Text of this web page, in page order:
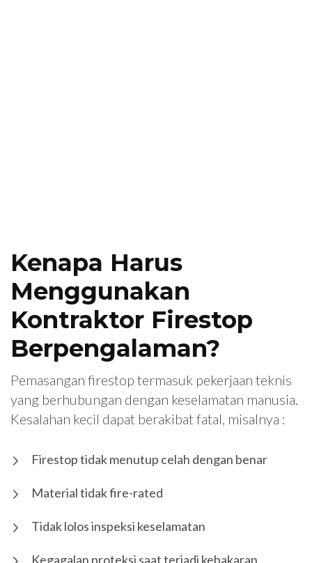
Kenapa Harus
Menggunakan
Kontraktor Firestop
Berpengalaman?
Pemasangan firestop termasuk pekerjaan teknis
yang berhubungan dengan keselamatan manusia.
Kesalahan kecil dapat berakibat fatal, misalnya :
Firestop tidak menutup celah dengan benar
Material tidak fire-rated
Tidak lolos inspeksi keselamatan
Kegagalan proteksi saat terjadi kebakaran